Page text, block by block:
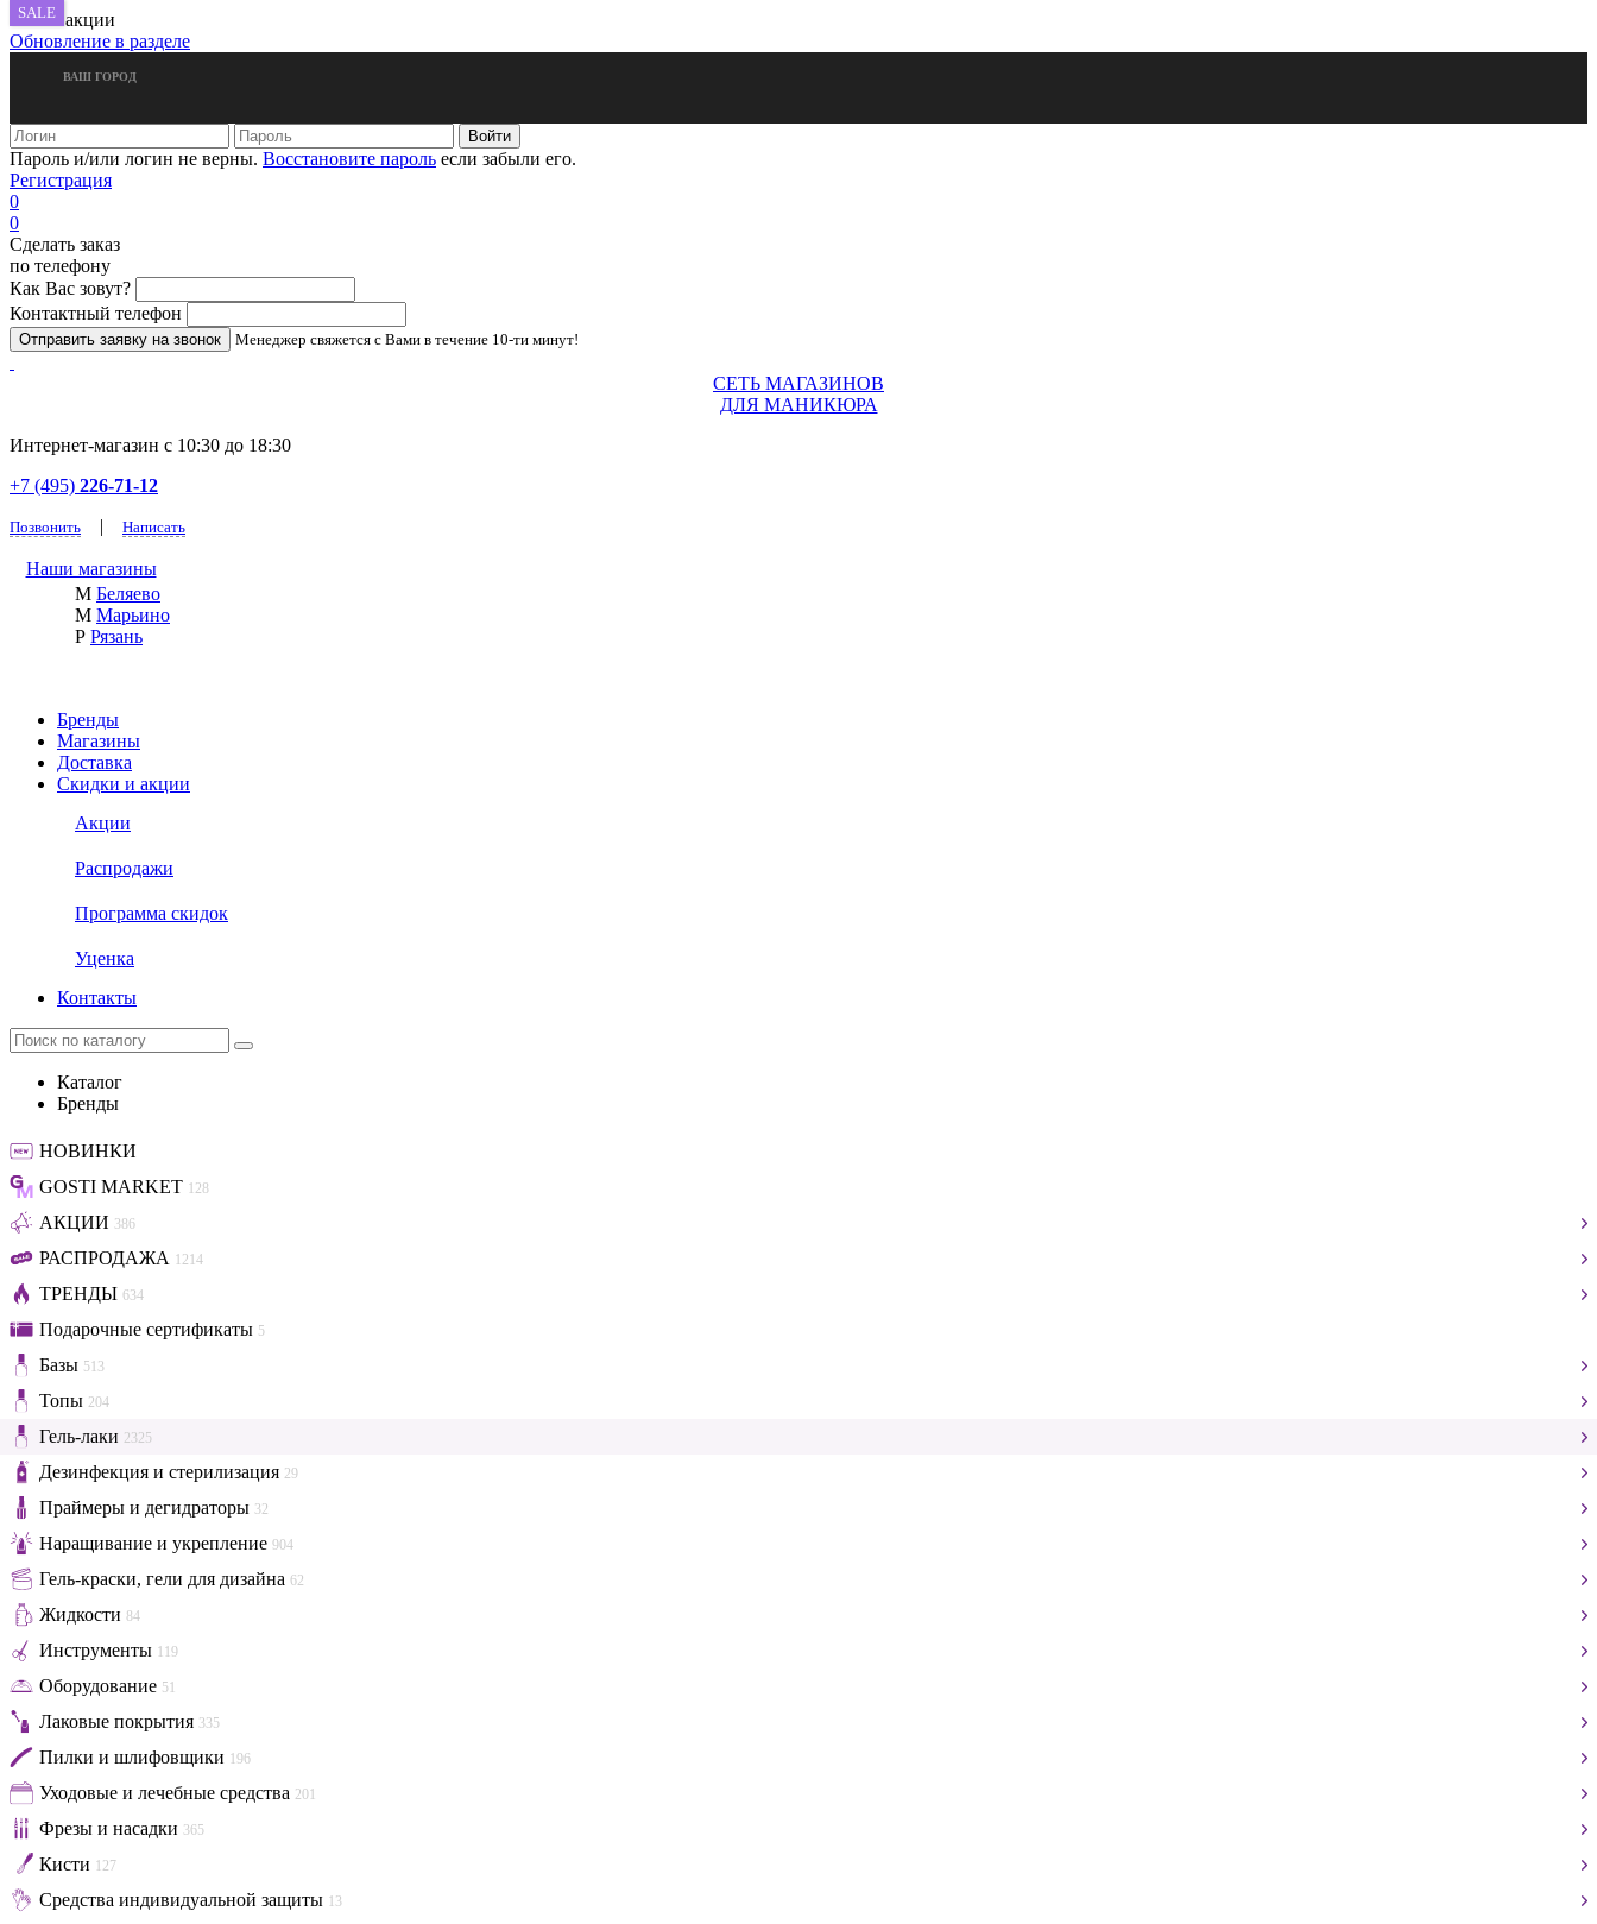
новые акции
Обновление в разделе
ВАШ ГОРОД
Пароль и/или логин не верны. Восстановите пароль если забыли его.
Регистрация
0
0
Сделать заказ
по телефону
Как Вас зовут?
Контактный телефон
Менеджер свяжется с Вами в течение 10-ти минут!
СЕТЬ МАГАЗИНОВ
ДЛЯ МАНИКЮРА
Интернет-магазин с 10:30 до 18:30
+7 (495) 226-71-12
Позвонить | Написать
Наши магазины
М Беляево
М Марьино
Р Рязань
Бренды
Магазины
Доставка
Скидки и акции
Акции
Распродажи
Программа скидок
Уценка
Контакты
Каталог
Бренды
НОВИНКИ
GOSTI MARKET 128
АКЦИИ 386
РАСПРОДАЖА 1214
ТРЕНДЫ 634
Подарочные сертификаты 5
Базы 513
Топы 204
Гель-лаки 2325
Дезинфекция и стерилизация 29
Праймеры и дегидраторы 32
Наращивание и укрепление 904
Гель-краски, гели для дизайна 62
Жидкости 84
Инструменты 119
Оборудование 51
Лаковые покрытия 335
Пилки и шлифовщики 196
Уходовые и лечебные средства 201
Фрезы и насадки 365
Кисти 127
Средства индивидуальной защиты 13
SALE